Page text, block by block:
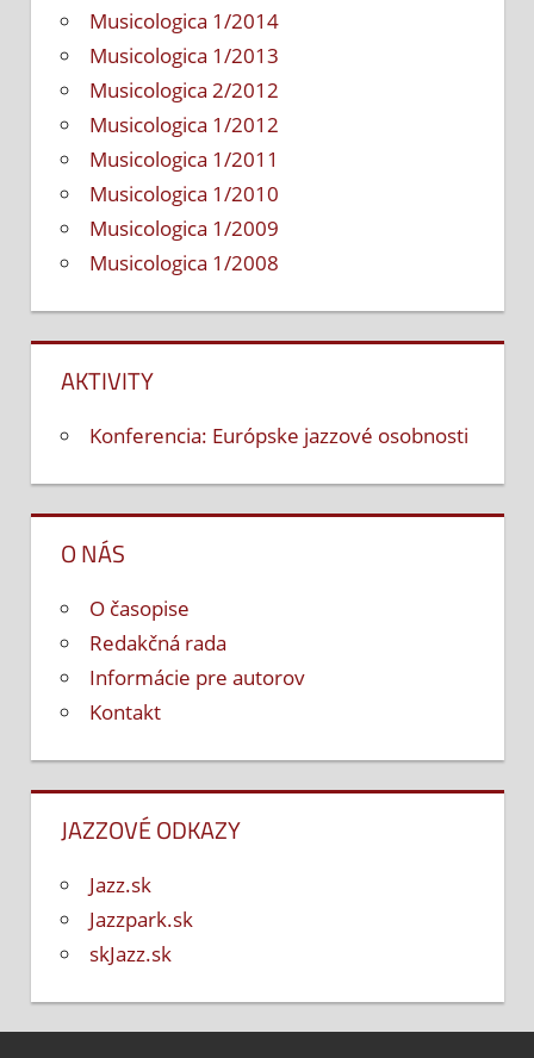
Musicologica 1/2014
Musicologica 1/2013
Musicologica 2/2012
Musicologica 1/2012
Musicologica 1/2011
Musicologica 1/2010
Musicologica 1/2009
Musicologica 1/2008
AKTIVITY
Konferencia: Európske jazzové osobnosti
O NÁS
O časopise
Redakčná rada
Informácie pre autorov
Kontakt
JAZZOVÉ ODKAZY
Jazz.sk
Jazzpark.sk
skJazz.sk